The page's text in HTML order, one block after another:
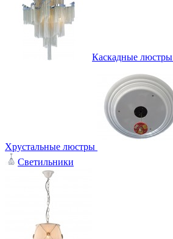
Каскадные люстры
Хрустальные люстры
Светильники